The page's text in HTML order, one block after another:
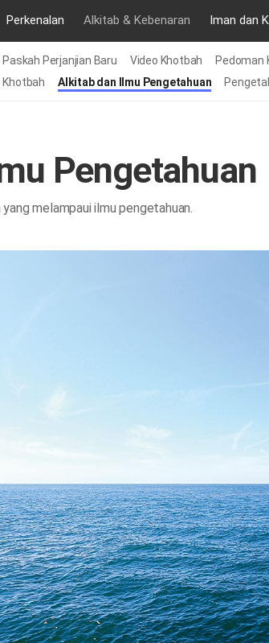
Perkenalan Alkitab & Kebenaran Iman dan
Paskah Perjanjian Baru Video Khotbah Pedoman
Khotbah Alkitab dan Ilmu Pengetahuan
Pengetahuan
melampaui ilmu pengetahuan.